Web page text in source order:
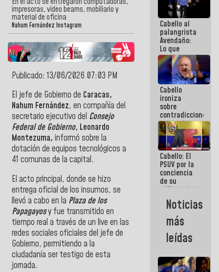
impresoras, video beams, mobiliario y
material de oficina
Nahum Fernández Instagram
Publicado: 13/06/2026 07:03 PM
El jefe de Gobierno de Caracas,
Nahum Fernández, en compañía del
secretario ejecutivo del Consejo
Federal de Gobierno, Leonardo
Montezuma, informó sobre la
dotación de equipos tecnológicos a
41 comunas de la capital.
El acto principal, donde se hizo
entrega oficial de los insumos, se
llevó a cabo en la Plaza de los
Papagayosy fue transmitido en
tiempo real a través de un live en las
redes sociales oficiales del jefe de
Gobierno, permitiendo a la
ciudadanía ser testigo de esta
jornada.
que
estamos
haciendo
Cabello al
palangrista
Avendaño:
Lo que
vayas a
escribir
hazlo hoy
por que no
sabemos si
la semana
que viene
hay
programa
Cabello
ironiza
sobre
contradicciones
y mentiras
de María
Machado:
¡Créanle!
Cabello: El
PSUV por la
conciencia
de su
militancia
es la
organización
política más
sólida de
Venezuela
Noticias
más
leídas